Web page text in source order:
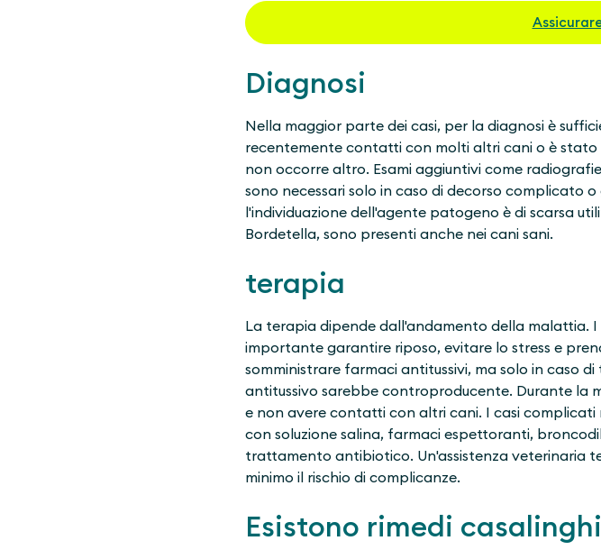
Diagnosi
Nella maggior parte dei casi, per la diagnosi è
recentemente contatti con molti altri cani o è stato
non occorre altro. Esami aggiuntivi come
sono necessari solo in caso di decorso complicato
l'individuazione dell'agente patogeno è di scarsa
Bordetella, sono presenti anche nei cani sani.
terapia
La terapia dipende dall'andamento della malattia.
importante garantire riposo, evitare lo stress e
somministrare farmaci antitussivi, ma solo in caso
antitussivo sarebbe controproducente. Durante la
e non avere contatti con altri cani. I casi
con soluzione salina, farmaci espettoranti,
trattamento antibiotico. Un'assistenza veterinaria
minimo il rischio di complicanze.
Esistono rimedi